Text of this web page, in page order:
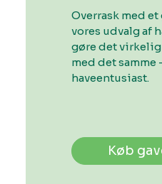
Overrask med
vores udvalg af
gøre det
med det
haveentusiast.
Køb